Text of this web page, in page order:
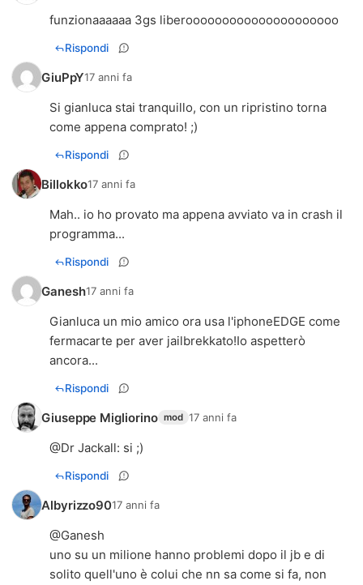
funzionaaaaaa 3gs liberooooooooooooooooooooo
Rispondi
GiuPpY17 anni fa
Si gianluca stai tranquillo, con un ripristino torna
come appena comprato! ;)
Rispondi
Billokko17 anni fa
Mah.. io ho provato ma appena avviato va in crash il
programma...
Rispondi
Ganesh17 anni fa
Gianluca un mio amico ora usa l'iphoneEDGE come
fermacarte per aver jailbrekkato!Io aspetterò
ancora...
Rispondi
Giuseppe Migliorino mod 17 anni fa
@Dr Jackall: si ;)
Rispondi
Albyrizzo9017 anni fa
@Ganesh
uno su un milione hanno problemi dopo il jb e di
solito quell'uno è colui che nn sa come si fa, non